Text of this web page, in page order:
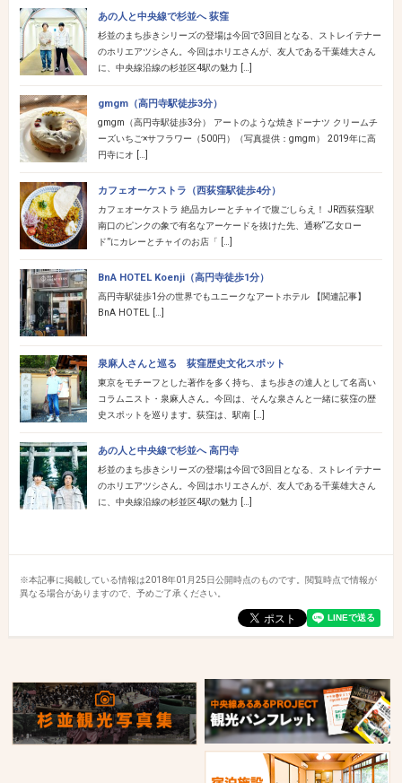
あの人と中央線で杉並へ 荻窪
杉並のまち歩きシリーズの登場は今回で3回目となる、ストレイテナー
のホリエアツシさん。今回はホリエさんが、友人である千葉雄大さん
に、中央線沿線の杉並区4駅の魅力 […]
gmgm（高円寺駅徒歩3分）
gmgm（高円寺駅徒歩3分） アートのような焼きドーナツ クリームチ
ーズいちご×サフラワー（500円）（写真提供：gmgm） 2019年に高
円寺にオ […]
カフェオーケストラ（西荻窪駅徒歩4分）
カフェオーケストラ 絶品カレーとチャイで腹ごしらえ！ JR西荻窪駅
南口のピンクの象で有名なアーケードを抜けた先、通称“乙女ロー
ド”にカレーとチャイのお店「 […]
BnA HOTEL Koenji（高円寺徒歩1分）
高円寺駅徒歩1分の世界でもユニークなアートホテル 【関連記事】
BnA HOTEL […]
泉麻人さんと巡る 荻窪歴史文化スポット
東京をモチーフとした著作を多く持ち、まち歩きの達人として名高い
コラムニスト・泉麻人さん。今回は、そんな泉さんと一緒に荻窪の歴
史スポットを巡ります。荻窪は、駅南 […]
あの人と中央線で杉並へ 高円寺
杉並のまち歩きシリーズの登場は今回で3回目となる、ストレイテナー
のホリエアツシさん。今回はホリエさんが、友人である千葉雄大さん
に、中央線沿線の杉並区4駅の魅力 […]
※本記事に掲載している情報は2018年01月25日公開時点のものです。閲覧時点で情報が
異なる場合がありますので、予めご了承ください。